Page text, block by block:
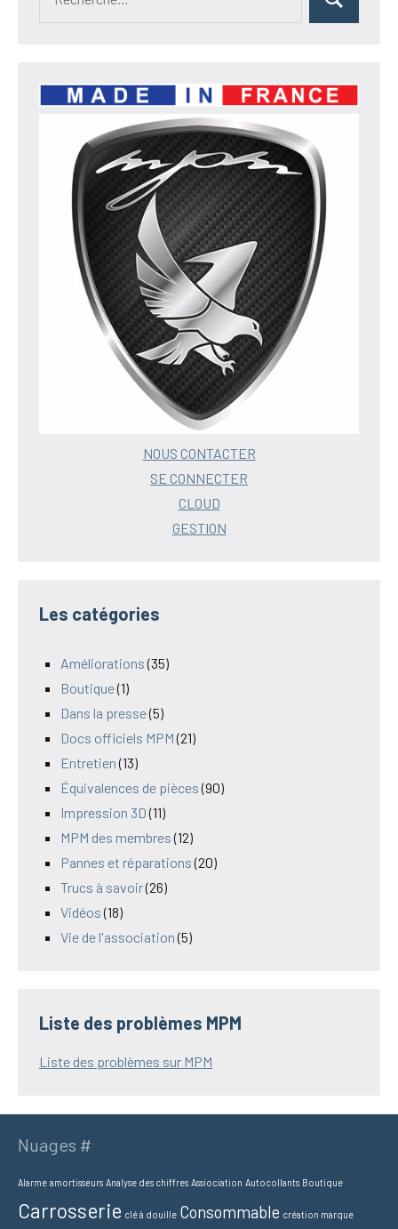
Rechercher
NOUS CONTACTER
SE CONNECTER
CLOUD
GESTION
Les catégories
Améliorations(35)
Boutique(1)
Dans la presse(5)
Docs officiels MPM(21)
Entretien(13)
Équivalences de pièces(90)
Impression 3D(11)
MPM des membres(12)
Pannes et réparations(20)
Trucs à savoir(26)
Vidéos(18)
Vie de l'association(5)
Liste des problèmes MPM
Liste des problèmes sur MPM
Nuages #
Alarme amortisseurs Analyse des chiffres Assiociation Autocollants Boutique
Carrosserie clé à douille Consommable création marque